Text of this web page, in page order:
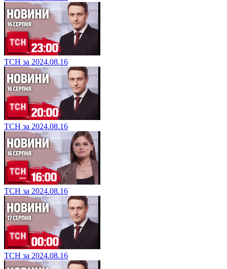
ТСН за 2024.08.16
ТСН за 2024.08.16
ТСН за 2024.08.16
ТСН за 2024.08.16